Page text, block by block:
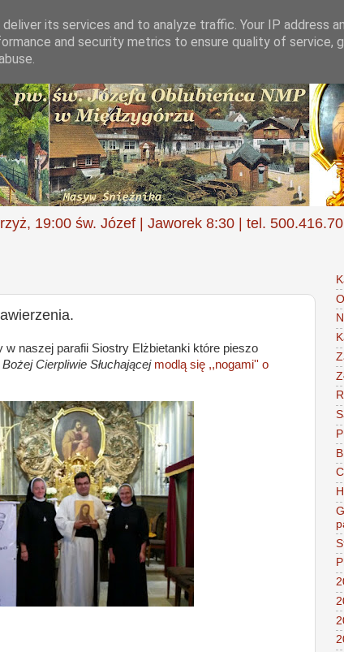
19:00 św. Józef | Jaworek 8:30 | tel.
w naszej parafii Siostry Elżbietanki które pieszo
Cierpliwie Słuchającej modlą się ,,nogami'' o
its services and to analyze traffic. Your IP address
and security metrics to ensure quality of service,